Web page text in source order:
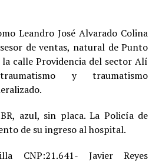
Leandro José Alvarado Colina
de ventas, natural de Punto
la calle Providencia del sector Alí
y traumatismo
azul, sin placa. La Policía de
de su ingreso al hospital.
CNP:21.641- Javier Reyes